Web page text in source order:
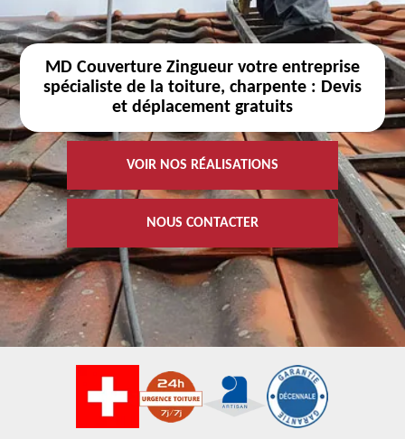
MD Couverture Zingueur votre entreprise
spécialiste de la toiture, charpente : Devis
et déplacement gratuits
VOIR NOS RÉALISATIONS
NOUS CONTACTER